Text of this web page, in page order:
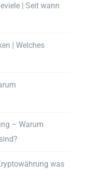
| Seit wann
| Welches
– Warum
was